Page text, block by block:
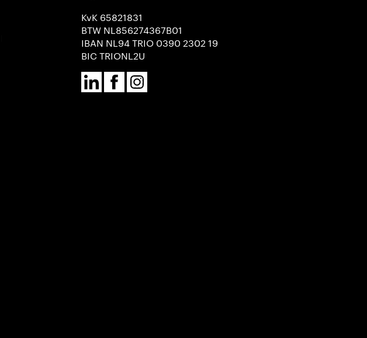
KvK 65821831
BTW NL856274367B01
IBAN NL94 TRIO 0390 2302 19
BIC TRIONL2U